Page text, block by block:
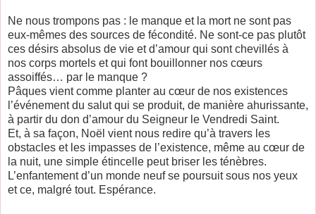
Ne nous trompons pas : le manque et la mort ne sont pas
eux-mêmes des sources de fécondité. Ne sont-ce pas plutôt
ces désirs absolus de vie et d’amour qui sont chevillés à
nos corps mortels et qui font bouillonner nos cœurs
assoiffés… par le manque ?
Pâques vient comme planter au cœur de nos existences
l’événement du salut qui se produit, de manière ahurissante,
à partir du don d’amour du Seigneur le Vendredi Saint.
Et, à sa façon, Noël vient nous redire qu’à travers les
obstacles et les impasses de l’existence, même au cœur de
la nuit, une simple étincelle peut briser les ténèbres.
L’enfantement d’un monde neuf se poursuit sous nos yeux
et ce, malgré tout. Espérance.